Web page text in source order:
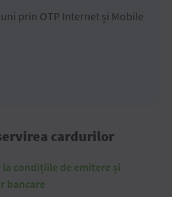
prin OTP Internet și Mobile
cardurilor
condițiile de emitere și
bancare